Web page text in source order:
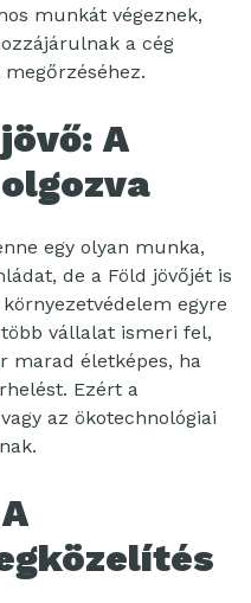
munkát végeznek,
a cég
A
egy olyan munka,
de a Föld jövőjét is
egyre
vállalat ismeri fel,
marad életképes, ha
Ezért a
az ökotechnológiai